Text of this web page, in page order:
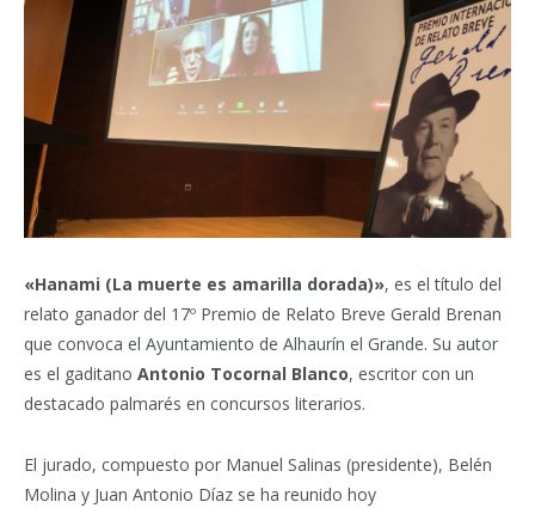
«Hanami (La muerte es amarilla dorada)», es el título del
relato ganador del 17º Premio de Relato Breve Gerald Brenan
que convoca el Ayuntamiento de Alhaurín el Grande. Su autor
es el gaditano Antonio Tocornal Blanco, escritor con un
destacado palmarés en concursos literarios.
El jurado, compuesto por Manuel Salinas (presidente), Belén
Molina y Juan Antonio Díaz se ha reunido hoy